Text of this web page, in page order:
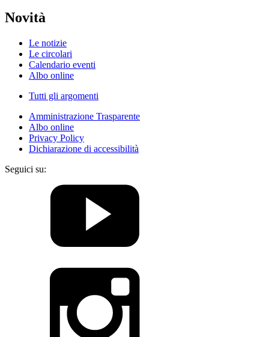
Novità
Le notizie
Le circolari
Calendario eventi
Albo online
Tutti gli argomenti
Amministrazione Trasparente
Albo online
Privacy Policy
Dichiarazione di accessibilità
Seguici su: